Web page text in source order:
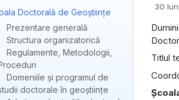
30
Titlul
Doctorală de Geoștiințe
Prezentare generală
Structura organizatorică
Regulamente, Metodologii,
Domeniile și programul de
doctorale în geoștiințe